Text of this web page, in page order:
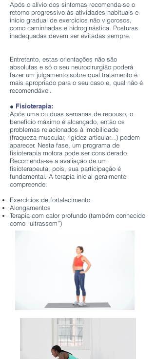
Após o alívio dos sintomas recomenda-se o
retorno progressivo às atividades habituais e
início gradual de exercícios não vigorosos,
como caminhadas e hidroginástica. Posturas
inadequadas devem ser evitadas sempre.
Entretanto, estas orientações não são
absolutas e só o seu neurocirurgião poderá
fazer um julgamento sobre qual tratamento é
mais apropriado para o seu caso e, qual não é
recomendável.
● Fisioterapia:
Após uma ou duas semanas de repouso, o
benefício máximo é alcançado, então os
problemas relacionados à imobilidade
(fraqueza muscular, rigidez articular...) podem
aparecer. Nesta fase, um programa de
fisioterapia motora pode ser considerado.
Recomenda-se a avaliação de um
fisioterapeuta, pois, sua participação é
fundamental. A terapia inicial geralmente
compreende:
Exercícios de fortalecimento
Alongamentos
Terapia com calor profundo (também conhecido
como “ultrassom”)